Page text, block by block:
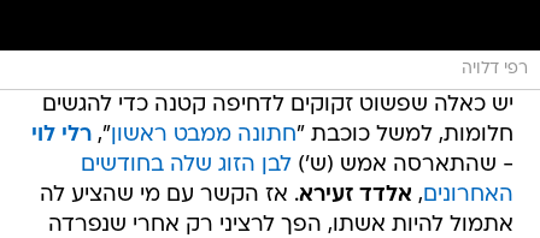
רפי דלויה
יש כאלה שפשוט זקוקים לדחיפה קטנה כדי להגשים
חלומות, למשל כוכבת "חתונה ממבט ראשון",רלי לוי
- שהתארסה אמש (ש')לבן הזוג שלה בחודשים
האחרונים, אלדד זעירא. אז הקשר עם מי שהציע לה
אתמול להיות אשתו, הפך לרציני רק אחרי שנפרדה